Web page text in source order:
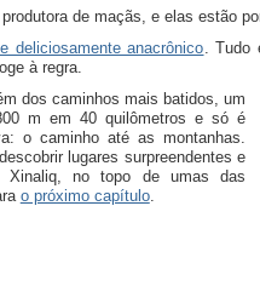
de maçãs, e elas estão
deliciosamente anacrônico .
à regra.
dos caminhos mais batidos, um
m em 40 quilômetros e só é
o caminho até as montanhas.
lugares surpreendentes e
no topo de umas das
o próximo capítulo.